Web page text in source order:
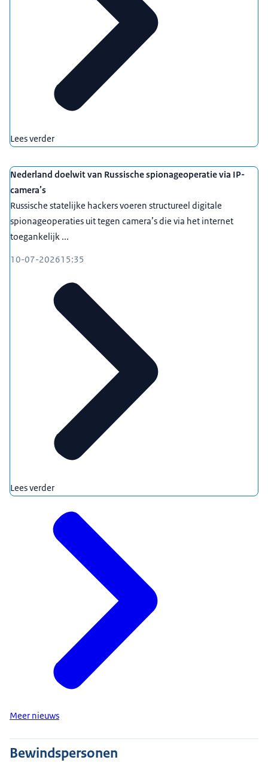
Lees verder
Nederland doelwit van Russische spionageoperatie via IP-
camera’s
Russische statelijke hackers voeren structureel digitale
spionageoperaties uit tegen camera’s die via het internet
toegankelijk ...
10-07-202615:35
Lees verder
Meer nieuws
Bewindspersonen